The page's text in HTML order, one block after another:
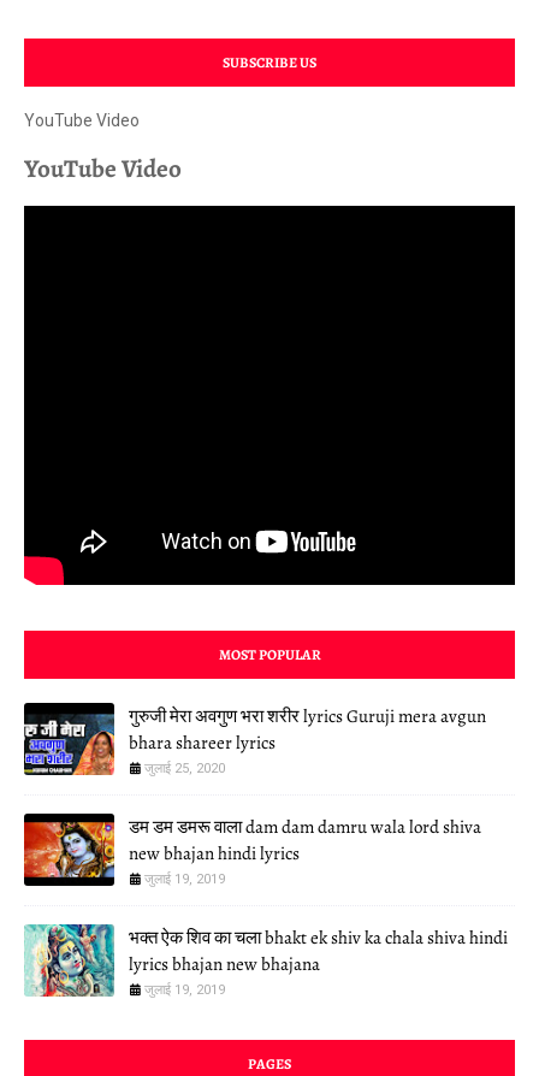
SUBSCRIBE US
YouTube Video
YouTube Video
MOST POPULAR
गुरुजी मेरा अवगुण भरा शरीर lyrics Guruji mera avgun
bhara shareer lyrics
जुलाई 25, 2020
डम डम डमरू वाला dam dam damru wala lord shiva
new bhajan hindi lyrics
जुलाई 19, 2019
भक्त ऐक शिव का चला bhakt ek shiv ka chala shiva hindi
lyrics bhajan new bhajana
जुलाई 19, 2019
PAGES